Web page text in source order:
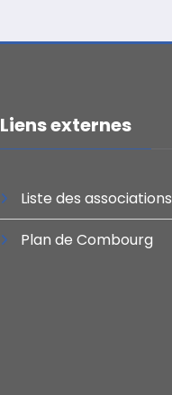
Liens externes
Liste des associations
Plan de Combourg